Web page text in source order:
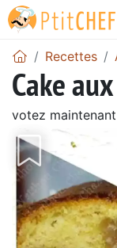
Recettes
Cake
votez maintenant